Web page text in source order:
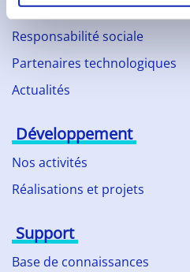
Entreprise
Responsabilité sociale
Partenaires technologiques
Actualités
Développement
Nos activités
Réalisations et projets
Support
Base de connaissances